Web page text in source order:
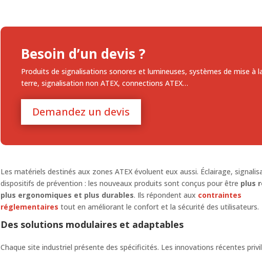
Besoin d’un devis ?
Produits de signalisations sonores et lumineuses, systèmes de mise à
terre, signalisation non ATEX, connections ATEX…
Demandez un devis
Les matériels destinés aux zones ATEX évoluent eux aussi. Éclairage,
dispositifs de prévention : les nouveaux produits sont conçus pour être plus
plus ergonomiques et plus durables. Ils répondent aux contraintes
réglementaires tout en améliorant le confort et la sécurité des utilisateurs.
Des solutions modulaires et adaptables
Chaque site industriel présente des spécificités. Les innovations récentes